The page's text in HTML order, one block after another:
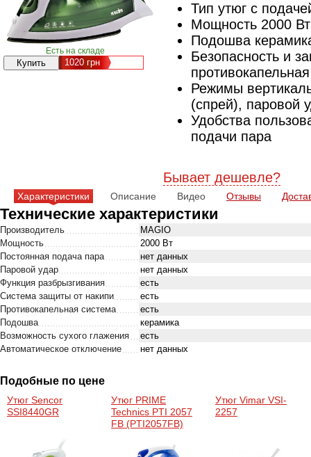
Есть на складе
1020 грн
Тип утюг с
Мощность 2000 Вт
Подошва
Безопасность и
Режимы
(спрей), паровой
Удобства
подачи пара
Бывает дешевле?
Характеристики Описание Видео Отзывы
Технические характеристики
Производитель
MAGIO
Мощность
2000 Вт
Постоянная подача пара
нет данных
Паровой удар
нет данных
Функция разбрызгивания
есть
Система защиты от накипи
есть
Противокапельная система
есть
Подошва
керамика
Возможность сухого глажения
есть
Автоматическое отключение
нет данных
Подобные по цене
Утюг Sencor
SSI8440GR
Утюг PRIME
Technics PTI 2057
FB (PTI2057FB)
Утюг Vimar VSI-
2257